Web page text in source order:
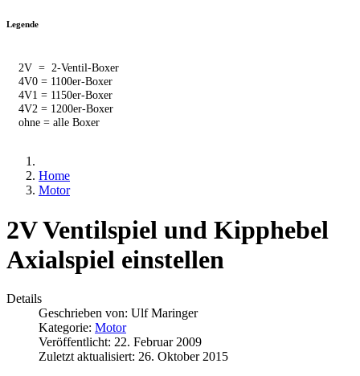
Legende
2V = 2-Ventil-Boxer
4V0 = 1100er-Boxer
4V1 = 1150er-Boxer
4V2 = 1200er-Boxer
ohne = alle Boxer
Home
Motor
2V Ventilspiel und Kipphebel
Axialspiel einstellen
Details
Geschrieben von: Ulf Maringer
Kategorie: Motor
Veröffentlicht: 22. Februar 2009
Zuletzt aktualisiert: 26. Oktober 2015